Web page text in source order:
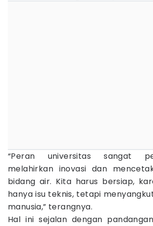
“Peran universitas sangat
melahirkan inovasi dan
bidang air. Kita harus bersiap,
hanya isu teknis, tetapi
manusia,” terangnya.
Hal ini sejalan dengan